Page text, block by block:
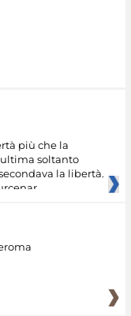
più che la
soltanto
la libertà.